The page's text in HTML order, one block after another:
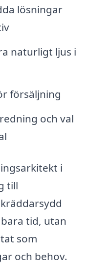
lösningar
naturligt ljus i
försäljning
och val
i
till
tid, utan
som
och behov.